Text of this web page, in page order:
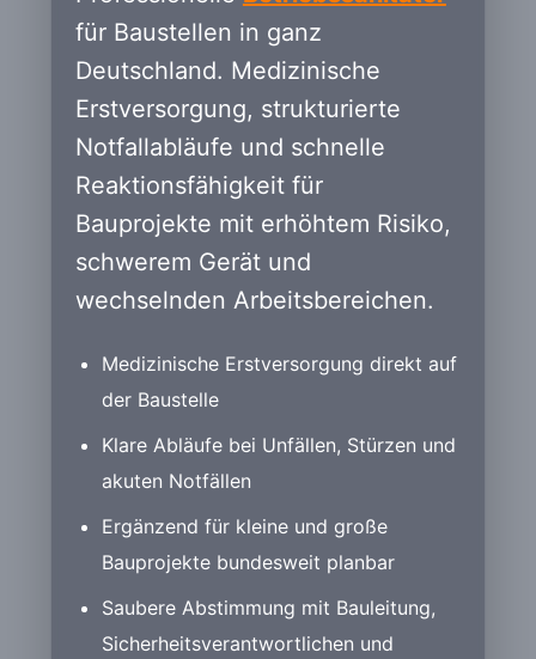
für Baustellen in ganz
Deutschland. Medizinische
Erstversorgung, strukturierte
Notfallabläufe und schnelle
Reaktionsfähigkeit für
Bauprojekte mit erhöhtem Risiko,
schwerem Gerät und
wechselnden Arbeitsbereichen.
Medizinische Erstversorgung direkt auf
der Baustelle
Klare Abläufe bei Unfällen, Stürzen und
akuten Notfällen
Ergänzend für kleine und große
Bauprojekte bundesweit planbar
Saubere Abstimmung mit Bauleitung,
Sicherheitsverantwortlichen und